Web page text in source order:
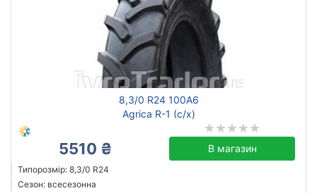
8,3/0 R24 100A6
Agrica R-1 (с/х)
5510 ₴ В магазин
Типорозмір: 8,3/0 R24
Сезон: всесезонна
Підібрати